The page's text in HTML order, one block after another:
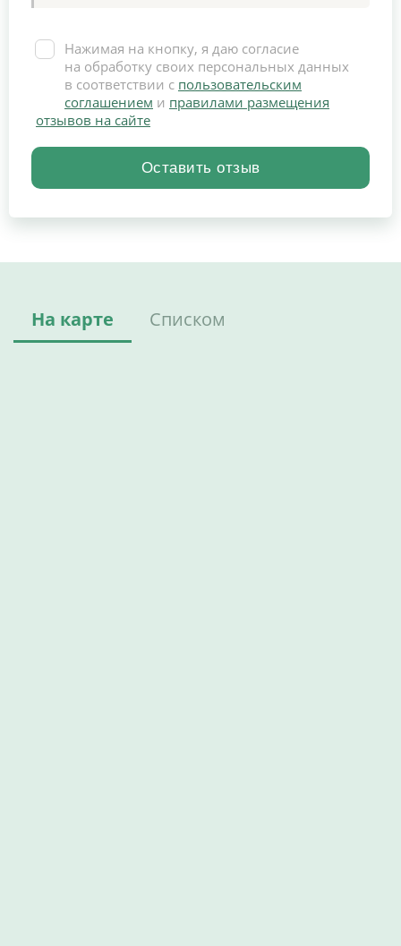
Нажимая на кнопку, я даю согласие
на обработку своих персональных данных
в соответствии с пользовательским
соглашением и правилами размещения
отзывов на сайте
На карте Списком